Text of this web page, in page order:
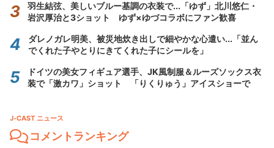
羽生結弦、美しいブルー基調の衣装で...「ゆず」北川悠仁・
岩沢厚治と3ショット ゆず×ゆづコラボにファン歓喜
ダレノガレ明美、被災地炊き出しで細やかな心遣い...「並ん
でくれた子やとりにきてくれた子にシールを」
ドイツの美女フィギュア選手、JK風制服＆ルーズソックス衣
装で「激カワ」ショット 「りくりゅう」アイスショーで
J-CAST ニュース
コメントランキング